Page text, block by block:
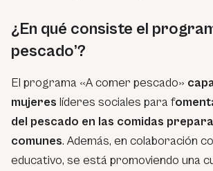
¿En qué consiste el
pescado’?
El programa «A comer pescado»
mujeres líderes sociales para f
del pescado en las comidas
comunes. Además, en colaboración
educativo, se está promoviendo una